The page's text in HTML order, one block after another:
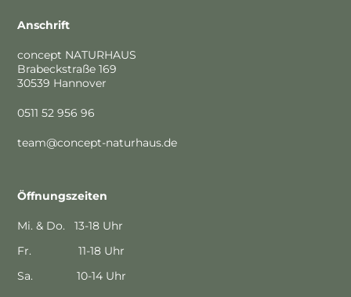
Anschrift
concept NATURHAUS
Brabeckstraße 169
30539 Hannover
0511 52 956 96
team@concept-naturhaus.de
Öffnungszeiten
Mi. & Do. 13-18 Uhr
Fr. 11-18 Uhr
Sa. 10-14 Uhr